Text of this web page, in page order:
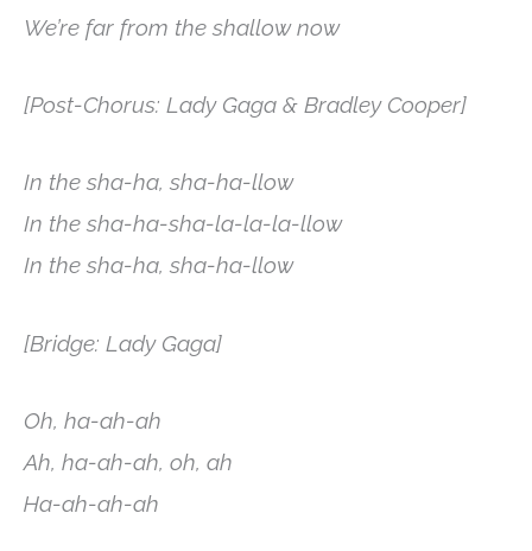
We’re far from the shallow now
[Post-Chorus: Lady Gaga & Bradley Cooper]
In the sha-ha, sha-ha-llow
In the sha-ha-sha-la-la-la-llow
In the sha-ha, sha-ha-llow
[Bridge: Lady Gaga]
Oh, ha-ah-ah
Ah, ha-ah-ah, oh, ah
Ha-ah-ah-ah